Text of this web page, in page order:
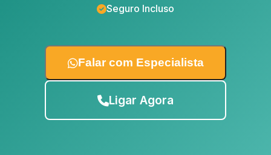
Seguro Incluso
Falar com Especialista
Ligar Agora